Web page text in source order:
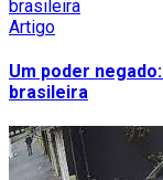
Artigo
Um poder
brasileira